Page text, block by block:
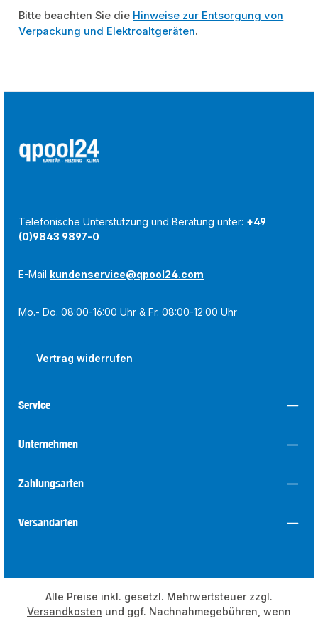
Bitte beachten Sie die Hinweise zur Entsorgung von
Verpackung und Elektroaltgeräten.
Telefonische Unterstützung und Beratung unter: +49
(0)9843 9897-0
E-Mail kundenservice@qpool24.com
Mo.- Do. 08:00-16:00 Uhr & Fr. 08:00-12:00 Uhr
Vertrag widerrufen
Service
Unternehmen
Zahlungsarten
Versandarten
Alle Preise inkl. gesetzl. Mehrwertsteuer zzgl.
Versandkosten und ggf. Nachnahmegebühren, wenn